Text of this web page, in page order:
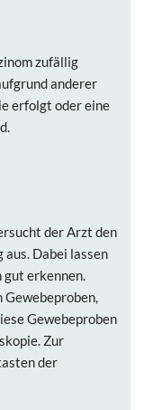
zufällig
anderer
erfolgt oder eine
der Arzt den
Dabei lassen
gut erkennen.
Gewebeproben,
Gewebeproben
Zur
der